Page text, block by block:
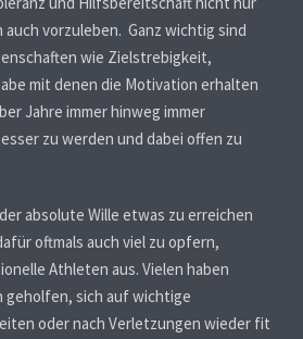
vorzuleben. Ganz wichtig sind
wie Zielstrebigkeit,
mit denen die Motivation erhalten
Jahre immer hinweg immer
zu werden und dabei offen zu
absolute Wille etwas zu erreichen
oftmals auch viel zu opfern,
Athleten aus. Vielen haben
geholfen, sich auf wichtige
oder nach Verletzungen wieder fit